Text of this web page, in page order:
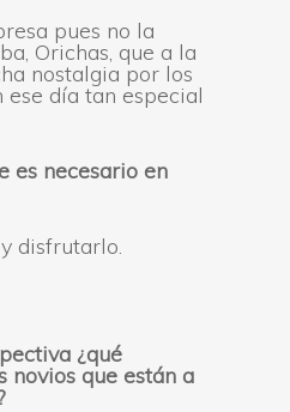
pues no la
Orichas, que a la
nostalgia por los
ese día tan especial
es necesario en
disfrutarlo.
¿qué
novios que están a